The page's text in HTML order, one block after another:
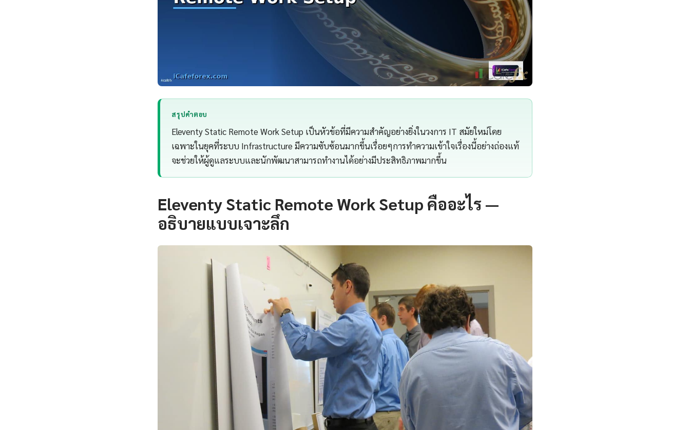
สรุปคำตอบ
Eleventy Static Remote Work Setup เป็นหัวข้อที่มีความสำคัญอย่างยิ่งในวงการ IT สมัยใหม่โดย
เฉพาะในยุคที่ระบบ Infrastructure มีความซับซ้อนมากขึ้นเรื่อยๆการทำความเข้าใจเรื่องนี้อย่างถ่องแท้
จะช่วยให้ผู้ดูแลระบบและนักพัฒนาสามารถทำงานได้อย่างมีประสิทธิภาพมากขึ้น
Eleventy Static Remote Work Setup คืออะไร —
อธิบายแบบเจาะลึก